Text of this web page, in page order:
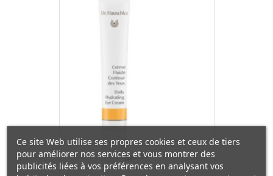
Ce site Web utilise ses propres cookies et ceux de tiers
pour améliorer nos services et vous montrer des
publicités liées à vos préférences en analysant vos